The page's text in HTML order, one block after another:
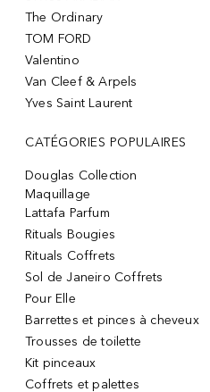
The Ordinary
TOM FORD
Valentino
Van Cleef & Arpels
Yves Saint Laurent
CATÉGORIES POPULAIRES
Douglas Collection
Maquillage
Lattafa Parfum
Rituals Bougies
Rituals Coffrets
Sol de Janeiro Coffrets
Pour Elle
Barrettes et pinces à cheveux
Trousses de toilette
Kit pinceaux
Coffrets et palettes